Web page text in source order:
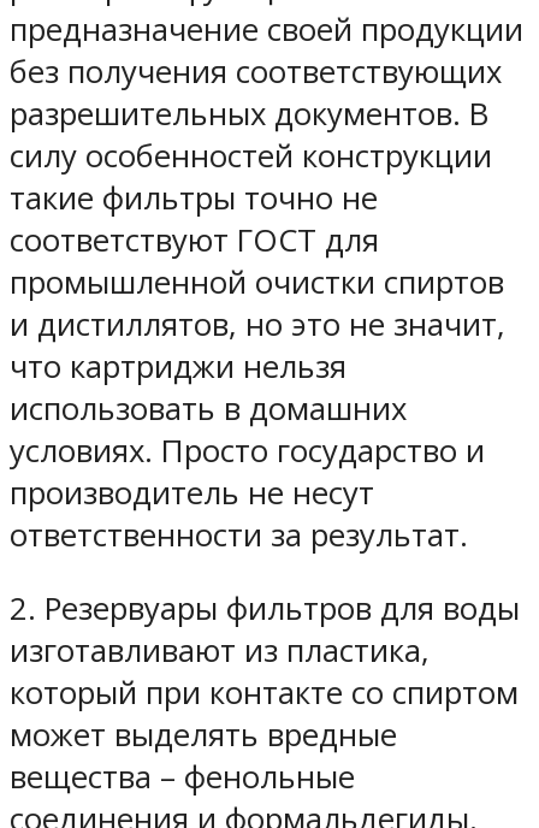
предназначение своей продукции
без получения соответствующих
разрешительных документов. В
силу особенностей конструкции
такие фильтры точно не
соответствуют ГОСТ для
промышленной очистки спиртов
и дистиллятов, но это не значит,
что картриджи нельзя
использовать в домашних
условиях. Просто государство и
производитель не несут
ответственности за результат.
2. Резервуары фильтров для воды
изготавливают из пластика,
который при контакте со спиртом
может выделять вредные
вещества – фенольные
соединения и формальдегиды.